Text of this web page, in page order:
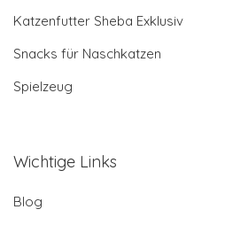
Katzenfutter Sheba Exklusiv
Snacks für Naschkatzen
Spielzeug
Wichtige Links
Blog